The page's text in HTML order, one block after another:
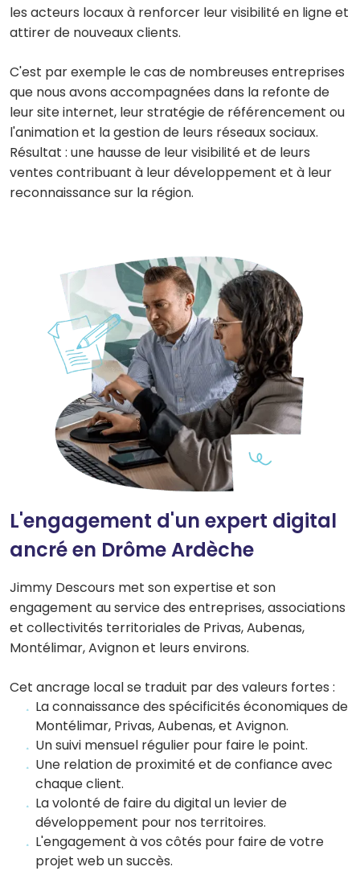
les acteurs locaux à renforcer leur visibilité en ligne et
attirer de nouveaux clients.
C'est par exemple le cas de nombreuses entreprises
que nous avons accompagnées dans la refonte de
leur site internet, leur stratégie de référencement ou
l'animation et la gestion de leurs réseaux sociaux.
Résultat : une hausse de leur visibilité et de leurs
ventes contribuant à leur développement et à leur
reconnaissance sur la région.
L'engagement d'un expert digital
ancré en Drôme Ardèche
Jimmy Descours met son expertise et son
engagement au service des entreprises, associations
et collectivités territoriales de Privas, Aubenas,
Montélimar, Avignon et leurs environs.
Cet ancrage local se traduit par des valeurs fortes :
La connaissance des spécificités économiques de
Montélimar, Privas, Aubenas, et Avignon.
Un suivi mensuel régulier pour faire le point.
Une relation de proximité et de confiance avec
chaque client.
La volonté de faire du digital un levier de
développement pour nos territoires.
L'engagement à vos côtés pour faire de votre
projet web un succès.